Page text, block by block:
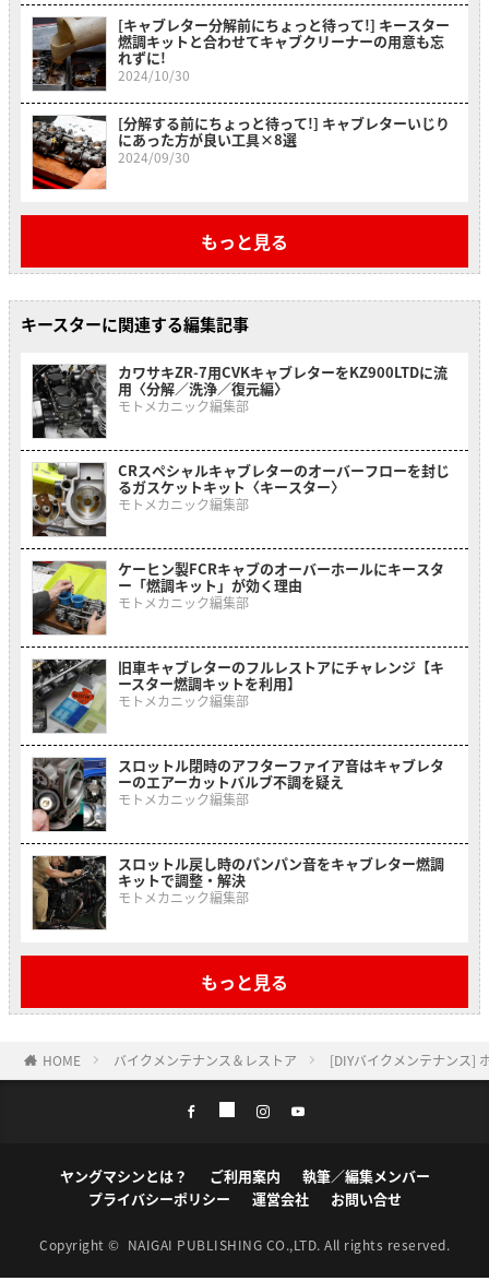
[キャブレター分解前にちょっと待って!] キースター
燃調キットと合わせてキャブクリーナーの用意も忘
れずに!
2024/10/30
[分解する前にちょっと待って!] キャブレターいじり
にあった方が良い工具×8選
2024/09/30
もっと見る
キースターに関連する編集記事
カワサキZR-7用CVKキャブレターをKZ900LTDに流
用〈分解／洗浄／復元編〉
モトメカニック編集部
CRスペシャルキャブレターのオーバーフローを封じ
るガスケットキット〈キースター〉
モトメカニック編集部
ケーヒン製FCRキャブのオーバーホールにキースタ
ー「燃調キット」が効く理由
モトメカニック編集部
旧車キャブレターのフルレストアにチャレンジ【キ
ースター燃調キットを利用】
モトメカニック編集部
スロットル閉時のアフターファイア音はキャブレタ
ーのエアーカットバルブ不調を疑え
モトメカニック編集部
スロットル戻し時のパンパン音をキャブレター燃調
キットで調整・解決
モトメカニック編集部
もっと見る
HOME バイクメンテナンス＆レストア [DIYバイクメンテナンス]
ヤングマシンとは？ ご利用案内
執筆／編集メンバー
プライバシーポリシー
運営会社 お問い合せ
Copyright © NAIGAI PUBLISHING CO.,LTD. All rights reserved.